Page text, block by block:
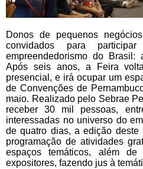
Donos de pequenos
convidados para
empreendedorismo do Brasil:
Após seis anos, a Feira
presencial, e irá ocupar um
de Convenções de
maio. Realizado pelo Sebrae
receber 30 mil pessoas,
interessadas no universo do
de quatro dias, a edição deste
programação de atividades
espaços temáticos, além
expositores, fazendo jus à